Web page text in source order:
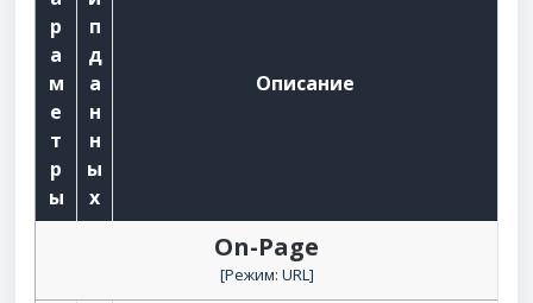
р
а
м
е
т
р
ы
п
д
а
н
н
ы
х
Описание
On-Page
[Режим: URL]